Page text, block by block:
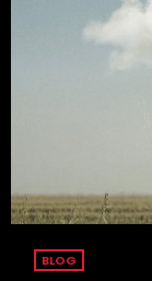
BLOG